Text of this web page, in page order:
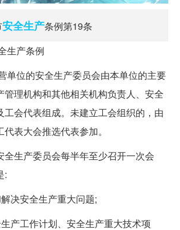
安全生产条例第19条
生产条例
单位的安全生产委员会由本单位的主要
管理机构和其他相关机构负责人、安全
工会代表组成。未建立工会组织的，由
表大会推选代表参加。
全生产委员会每半年至少召开一次会
:
决安全生产重大问题;
产工作计划、安全生产重大技术项